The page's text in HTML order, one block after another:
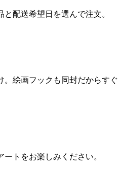
配送希望日を選んで注文。
。絵画フックも同封だからすぐ
トをお楽しみください。